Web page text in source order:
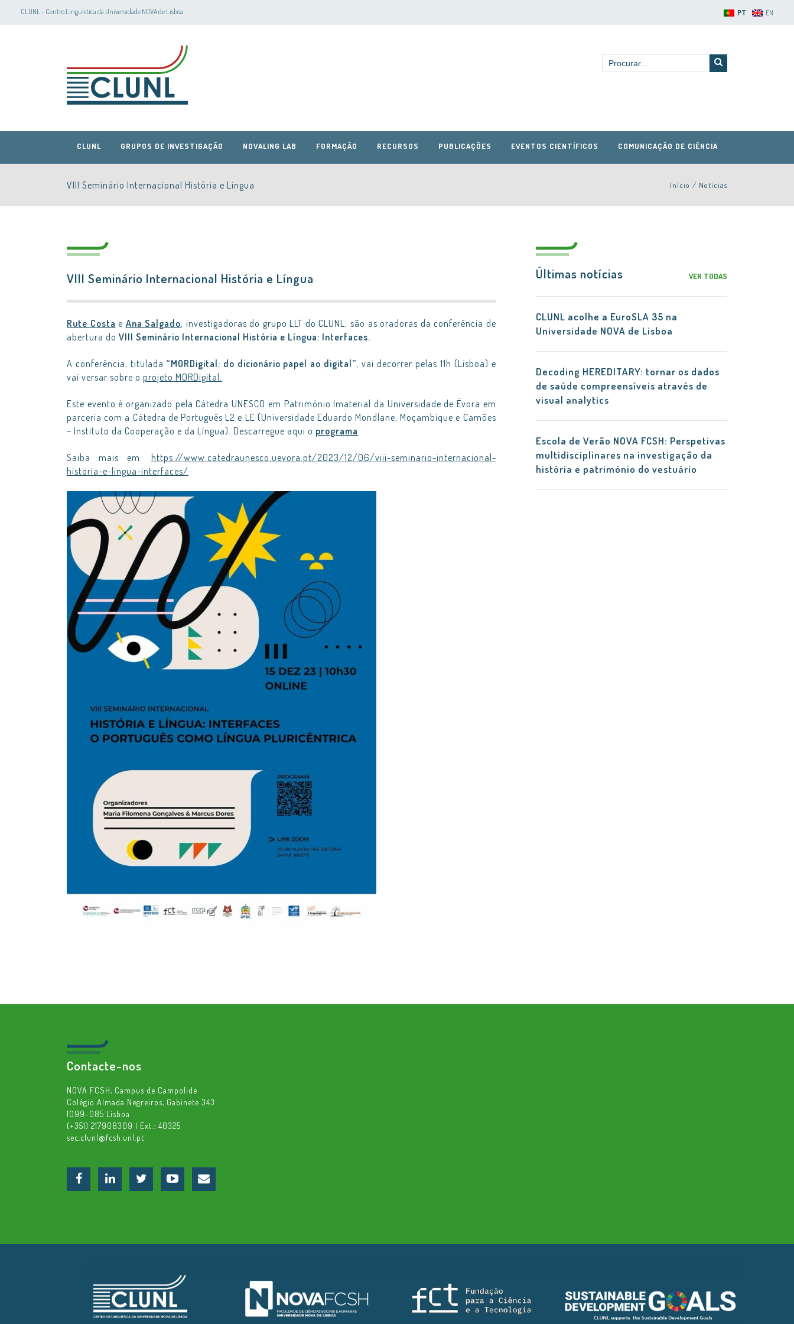
CLUNL - Centro Linguística da Universidade NOVA de Lisboa PT EN
CLUNL
CLUNL GRUPOS DE INVESTIGAÇÃO NOVALING LAB FORMAÇÃO RECURSOS PUBLICAÇÕES EVENTOS CIENTÍFICOS COMUNICAÇÃO DE CIÊNCIA
VIII Seminário Internacional História e Língua Início / Notícias
VIII Seminário Internacional História e Língua
Rute Costa e Ana Salgado, investigadoras do grupo LLT do CLUNL, são as oradoras da conferência de
abertura do VIII Seminário Internacional História e Língua: Interfaces.
A conferência, titulada “MORDigital: do dicionário papel ao digital”, vai decorrer pelas 11h (Lisboa) e
vai versar sobre o projeto MORDigital.
Este evento é organizado pela Cátedra UNESCO em Património Imaterial da Universidade de Évora em
parceria com a Cátedra de Português L2 e LE (Universidade Eduardo Mondlane, Moçambique e Camões
– Instituto da Cooperação e da Língua). Descarregue aqui o programa.
Saiba mais em: https://www.catedraunesco.uevora.pt/2023/12/06/viii-seminario-internacional-
historia-e-lingua-interfaces/
Últimas notícias VER TODAS
CLUNL acolhe a EuroSLA 35 na
Universidade NOVA de Lisboa
Decoding HEREDITARY: tornar os dados
de saúde compreensíveis através de
visual analytics
Escola de Verão NOVA FCSH: Perspetivas
multidisciplinares na investigação da
história e património do vestuário
Contacte-nos
NOVA FCSH, Campus de Campolide
Colégio Almada Negreiros, Gabinete 343
1099-085 Lisboa
(+351) 217908309 | Ext.: 40325
sec.clunl@fcsh.unl.pt